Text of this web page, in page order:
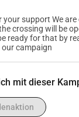
your support We are
crossing will be
ready for that by
campaign
mit dieser